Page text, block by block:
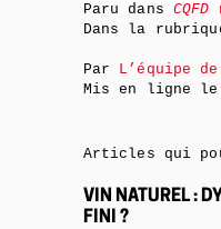
Paru dans CQFD
Dans la
Par L’équipe de
Mis en ligne le
Articles qui
VIN NATUREL :
FINI ?